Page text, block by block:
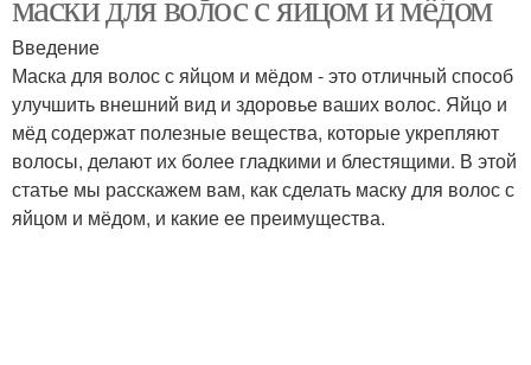
Введение
Маска для волос с яйцом и мёдом - это отличный способ
улучшить внешний вид и здоровье ваших волос. Яйцо и
мёд содержат полезные вещества, которые укрепляют
волосы, делают их более гладкими и блестящими. В этой
статье мы расскажем вам, как сделать маску для волос с
яйцом и мёдом, и какие ее преимущества.